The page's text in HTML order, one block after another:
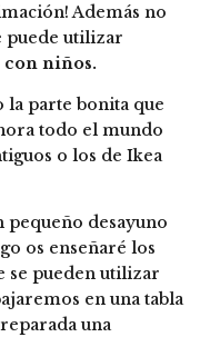
Además no
puede utilizar
niños.
la parte bonita que
todo el mundo
o los de Ikea
desayuno
os enseñaré los
se pueden utilizar
en una tabla
una